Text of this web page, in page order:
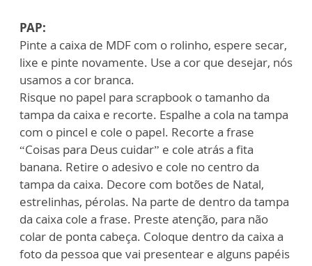
PAP:
Pinte a caixa de MDF com o rolinho, espere secar,
lixe e pinte novamente. Use a cor que desejar, nós
usamos a cor branca.
Risque no papel para scrapbook o tamanho da
tampa da caixa e recorte. Espalhe a cola na tampa
com o pincel e cole o papel. Recorte a frase
“Coisas para Deus cuidar” e cole atrás a fita
banana. Retire o adesivo e cole no centro da
tampa da caixa. Decore com botões de Natal,
estrelinhas, pérolas. Na parte de dentro da tampa
da caixa cole a frase. Preste atenção, para não
colar de ponta cabeça. Coloque dentro da caixa a
foto da pessoa que vai presentear e alguns papéis